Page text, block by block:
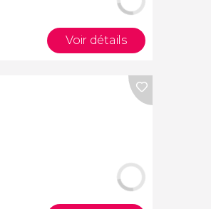
Voir détails